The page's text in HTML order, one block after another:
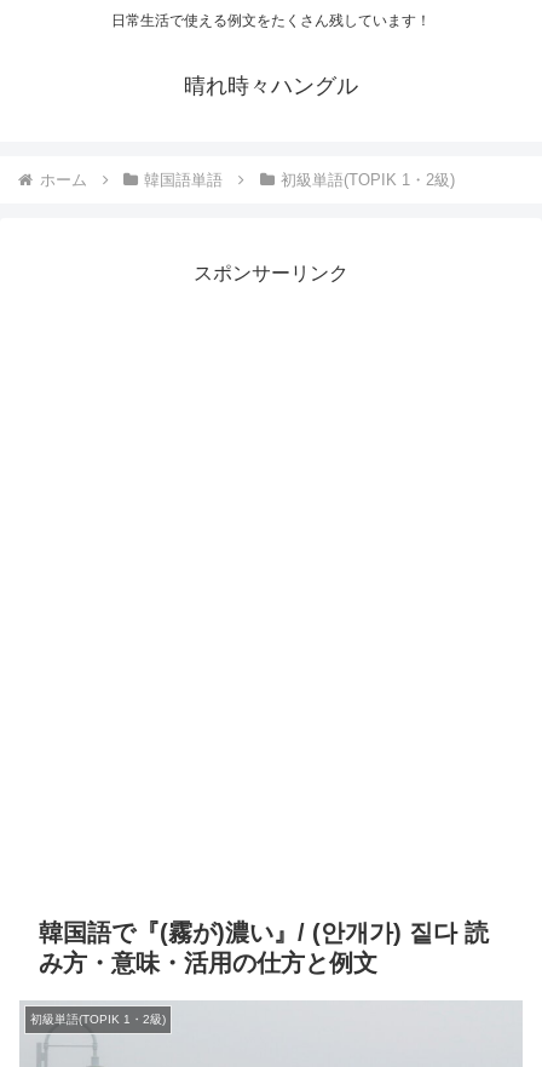
日常生活で使える例文をたくさん残しています！
晴れ時々ハングル
ホーム 韓国語単語 初級単語(TOPIK 1・2級)
スポンサーリンク
韓国語で『(霧が)濃い』/ (안개가) 짙다 読
み方・意味・活用の仕方と例文
初級単語(TOPIK 1・2級)